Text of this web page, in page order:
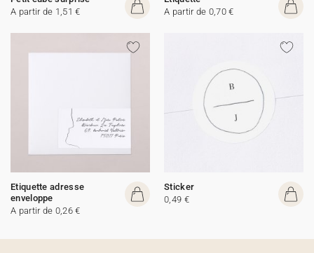
A partir de 1,51 €
A partir de 0,70 €
Etiquette adresse
enveloppe
A partir de 0,26 €
Sticker
0,49 €